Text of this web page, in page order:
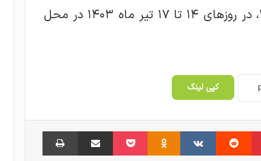
ششمین نمایشگاه بین المللی فارمکس ۲۰۲۴، در روزهای ۱۴ تا ۱۷ تیر ماه ۱۴۰۳ در محل
کپی لینک
‫پین‌ترست ‫رددیت ‫VKontakte
‫Odnoklassniki پاکت اشتراک گذاری از طریق ایمیل
صمت و سرپرست سازمان شهرک‌های صنعتی
منصوب شدند
آروین کالا کیمیا البرز و برنامه های حضور در
فارمکس ۲۰۲۶